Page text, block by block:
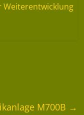
Weiterentwicklung
M700B →